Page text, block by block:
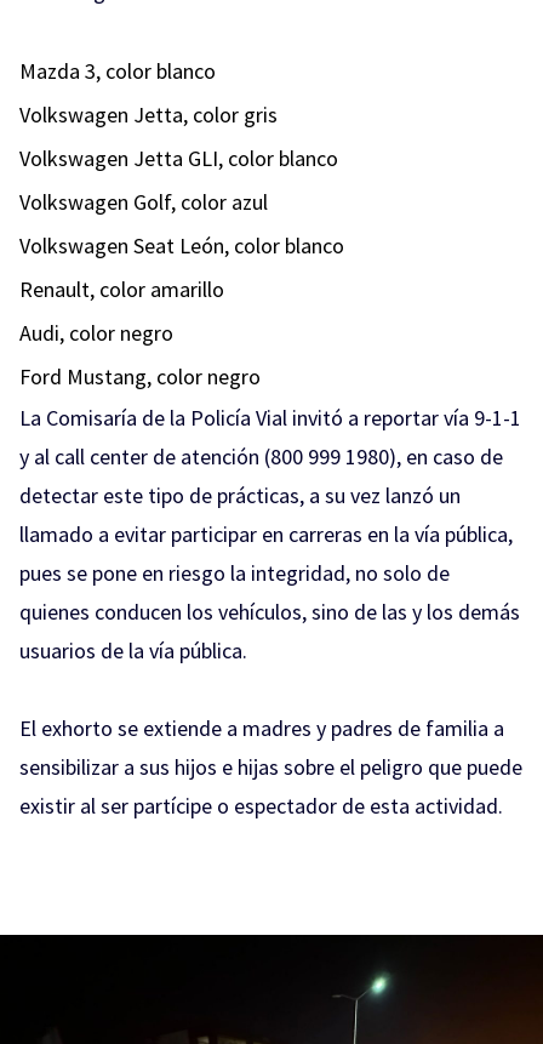
Mazda 3, color blanco
Volkswagen Jetta, color gris
Volkswagen Jetta GLI, color blanco
Volkswagen Golf, color azul
Volkswagen Seat León, color blanco
Renault, color amarillo
Audi, color negro
Ford Mustang, color negro
La Comisaría de la Policía Vial invitó a reportar vía 9-1-1
y al call center de atención (800 999 1980), en caso de
detectar este tipo de prácticas, a su vez lanzó un
llamado a evitar participar en carreras en la vía pública,
pues se pone en riesgo la integridad, no solo de
quienes conducen los vehículos, sino de las y los demás
usuarios de la vía pública.
El exhorto se extiende a madres y padres de familia a
sensibilizar a sus hijos e hijas sobre el peligro que puede
existir al ser partícipe o espectador de esta actividad.